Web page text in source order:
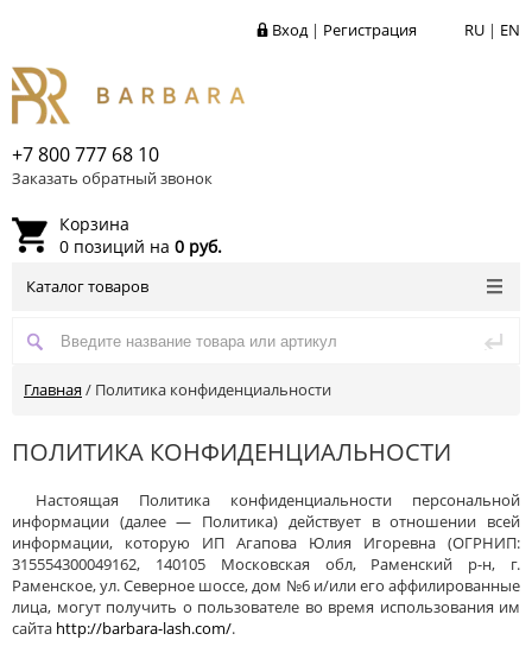
RU | EN
Вход| Регистрация
+7 800 777 68 10
Заказать обратный звонок
Корзина
0 позиций на 0 руб.
Каталог товаров
Главная / Политика конфиденциальности
ПОЛИТИКА КОНФИДЕНЦИАЛЬНОСТИ
Настоящая Политика конфиденциальности персональной
информации (далее — Политика) действует в отношении всей
информации, которую ИП Агапова Юлия Игоревна (ОГРНИП:
315554300049162, 140105 Московская обл, Раменский р-н, г.
Раменское, ул. Северное шоссе, дом №6 и/или его аффилированные
лица, могут получить о пользователе во время использования им
сайта http://barbara-lash.com/.